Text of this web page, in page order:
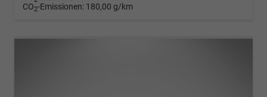
CO2-Emissionen: 180,00 g/km